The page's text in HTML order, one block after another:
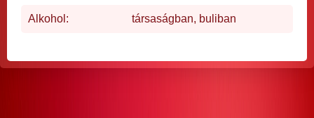
Alkohol: társaságban, buliban